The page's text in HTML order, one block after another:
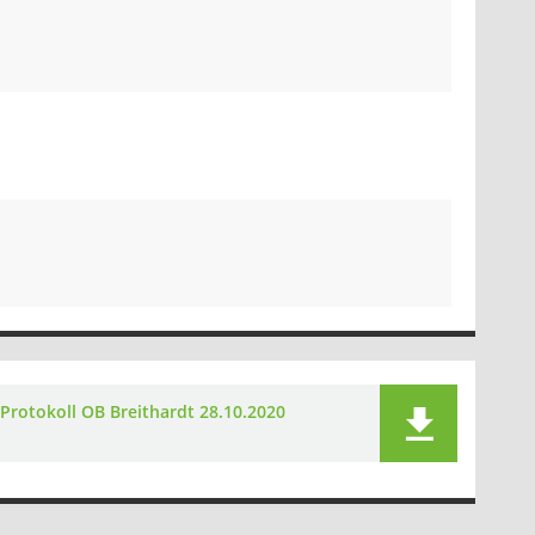
Protokoll OB Breithardt 28.10.2020